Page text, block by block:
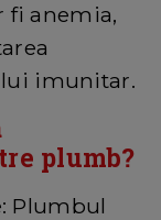
fi anemia,
imunitar.
plumb?
Plumbul